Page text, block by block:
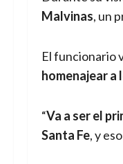
Malvinas, un
El funcionario
homenajear a
“Va a ser el
Santa Fe, y